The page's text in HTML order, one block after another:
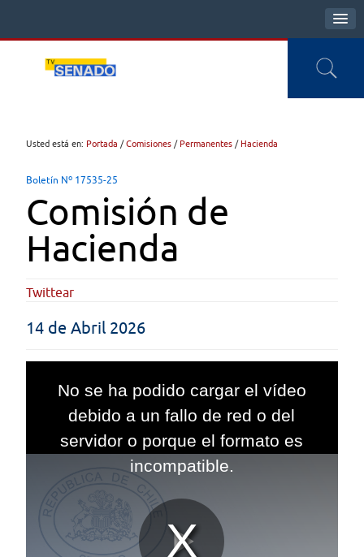
Usted está en: Portada /Comisiones / Permanentes / Hacienda
Boletín Nº 17535-25
Comisión de
Hacienda
Twittear
14 de Abril 2026
window.
No se ha podido cargar el vídeo
debido a un fallo de red o del
servidor o porque el formato es
incompatible.